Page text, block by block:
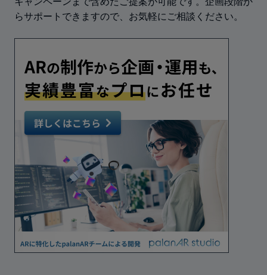
らサポートできますので、お気軽にご相談ください。